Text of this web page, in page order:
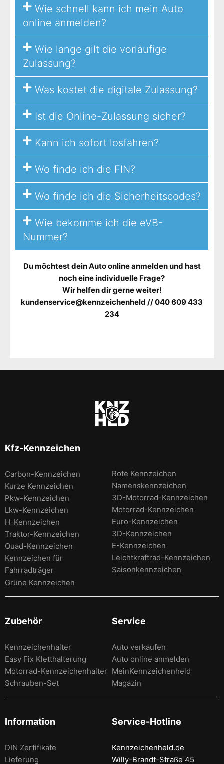
Wie schnell kann ich mein Auto
online anmelden?
Wie lange gilt die vorläufige
Zulassung?
Was kostet die digitale Zulassung?
Ist die Online-Zulassung sicher?
Kann ich sofort losfahren?
Wo finde ich die FIN?
Wo finde ich die Sicherheitscodes?
Wie bekomme ich die eVB-
Nummer?
Du möchtest dein Auto online anmelden und hast
noch eine individuelle Frage?
Wir helfen dir gerne weiter!
kundenservice@kennzeichenheld // 040 609 433
234
Kfz-Kennzeichen
Carbon-Kennzeichen
Kurze Kennzeichen
Pkw-Kennzeichen
Lkw-Kennzeichen
H-Kennzeichen
Traktor-Kennzeichen
Quad-Kennzeichen
Kennzeichen für
Fahrradträger
Grüne Kennzeichen
Rote Kennzeichen
Namenskennzeichen
3D-Motorrad-Kennzeichen
Motorrad-Kennzeichen
Euro-Kennzeichen
3D-Kennzeichen
E-Kennzeichen
Leichtkraftrad-Kennzeichen
Saisonkennzeichen
Zubehör
Kennzeichenhalter
Easy Fix Kletthalterung
Motorrad-Kennzeichenhalter
Schrauben-Set
Service
Auto verkaufen
Auto online anmelden
MeinKennzeichenheld
Magazin
Information
DIN Zertifikate
Lieferung
Service-Hotline
Kennzeichenheld.de
Willy-Brandt-Straße 45